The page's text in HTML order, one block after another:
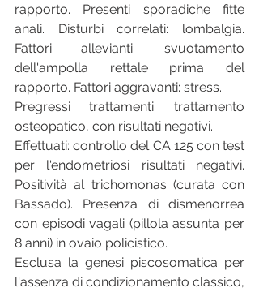
rapporto. Presenti sporadiche fitte
anali. Disturbi correlati: lombalgia.
Fattori allevianti: svuotamento
dell'ampolla rettale prima del
rapporto. Fattori aggravanti: stress.
Pregressi trattamenti: trattamento
osteopatico, con risultati negativi.
Effettuati: controllo del CA 125 con test
per l'endometriosi risultati negativi.
Positività al trichomonas (curata con
Bassado). Presenza di dismenorrea
con episodi vagali (pillola assunta per
8 anni) in ovaio policistico.
Esclusa la genesi piscosomatica per
l'assenza di condizionamento classico,